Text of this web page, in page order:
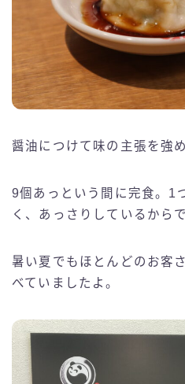
醤油につけて味の主張を強
9個あっという間に完食。1
く、あっさりしているからで
暑い夏でもほとんどのお客
べていましたよ。